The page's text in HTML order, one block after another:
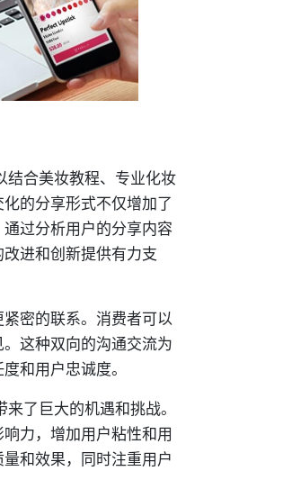
结合美妆教程、专业化妆
的分享形式不仅增加了
过分析用户的分享内容
进和创新提供有力支
密的联系。消费者可以
这种双向的沟通交流为
和用户忠诚度。
了巨大的机遇和挑战。
力，增加用户粘性和用
和效果，同时注重用户